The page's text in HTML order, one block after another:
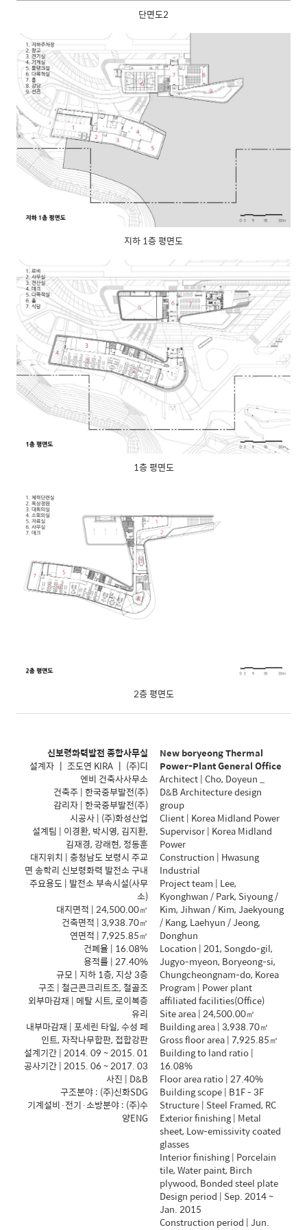
단면도2
지하 1층 평면도
1층 평면도
2층 평면도
신보령화력발전 종합사무실
설계자 ┃ 조도연 KIRA ┃ (주)디
엔비 건축사사무소
건축주|한국중부발전(주)
감리자|한국중부발전(주)
시공사| (주)화성산업
설계팀 | 이경환, 박시영, 김지환,
김재경, 강래현, 정동훈
대지위치 |충청남도 보령시 주교
면 송학리 신보령화력 발전소 구내
주요용도| 발전소 부속시설(사무
소)
대지면적 | 24,500.00㎡
건축면적 | 3,938.70㎡
연면적 | 7,925.85㎡
건폐율| 16.08%
용적률| 27.40%
규모| 지하1층, 지상3층
구조|철근콘크리트조,철골조
외부마감재 | 메탈 시트,로이복층
유리
내부마감재 |포세린 타일,수성 페
인트,자작나무합판, 접합강판
설계기간| 2014. 09 ~ 2015. 01
공사기간| 2015. 06 ~ 2017. 03
사진 | D&B
구조분야: (주)신화SDG
기계설비·전기·소방분야: (주)수
양ENG
New boryeong Thermal
Power-Plant General Office
Architect | Cho, Doyeun _
D&B Architecture design
group
Client | Korea Midland Power
Supervisor | Korea Midland
Power
Construction | Hwasung
Industrial
Project team | Lee,
Kyonghwan / Park, Siyoung /
Kim, Jihwan / Kim, Jaekyoung
/ Kang, Laehyun / Jeong,
Donghun
Location | 201, Songdo-gil,
Jugyo-myeon, Boryeong-si,
Chungcheongnam-do, Korea
Program | Power plant
affiliated facilities(Office)
Site area | 24,500.00㎡
Building area | 3,938.70㎡
Gross floor area | 7,925.85㎡
Building to land ratio |
16.08%
Floor area ratio | 27.40%
Building scope | B1F - 3F
Structure | Steel Framed, RC
Exterior finishing | Metal
sheet, Low-emissivity coated
glasses
Interior finishing | Porcelain
tile, Water paint, Birch
plywood, Bonded steel plate
Design period | Sep. 2014 ~
Jan. 2015
Construction period | Jun.